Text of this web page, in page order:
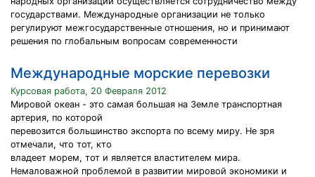
государствами. Международные организации не только
регулируют межгосударственные отношения, но и принимают
решения по глобальным вопросам современности
Международные морские перевозки
Курсовая работа, 20 Февраля 2012
Мировой океан - это самая большая на Земле транспортная
артерия, по которой
перевозится большинство экспорта по всему миру. Не зря
отмечали, что тот, кто
владеет морем, тот и является властителем мира.
Немаловажной проблемой в развитии мировой экономики и